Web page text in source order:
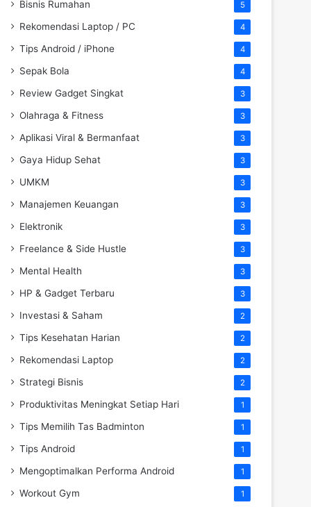
Bisnis Rumahan 5
Rekomendasi Laptop / PC 4
Tips Android / iPhone 4
Sepak Bola 4
Review Gadget Singkat 3
Olahraga & Fitness 3
Aplikasi Viral & Bermanfaat 3
Gaya Hidup Sehat 3
UMKM 3
Manajemen Keuangan 3
Elektronik 3
Freelance & Side Hustle 3
Mental Health 3
HP & Gadget Terbaru 3
Investasi & Saham 2
Tips Kesehatan Harian 2
Rekomendasi Laptop 2
Strategi Bisnis 2
Produktivitas Meningkat Setiap Hari 1
Tips Memilih Tas Badminton 1
Tips Android 1
Mengoptimalkan Performa Android 1
Workout Gym 1